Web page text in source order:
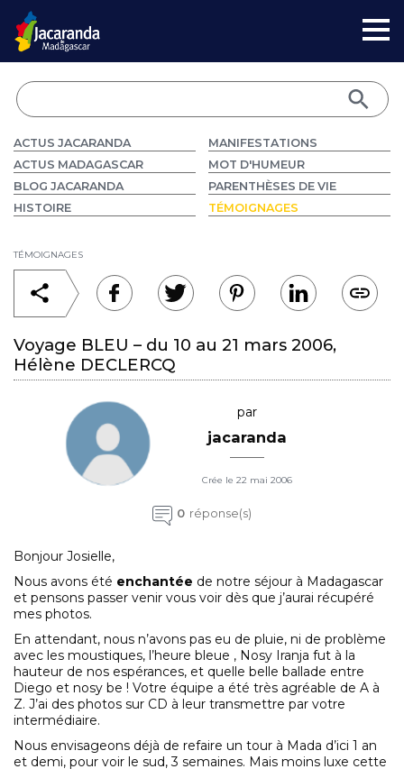
ACTUS JACARANDA
ACTUS MADAGASCAR
BLOG JACARANDA
HISTOIRE
MANIFESTATIONS
MOT D'HUMEUR
PARENTHÈSES DE VIE
TÉMOIGNAGES
TÉMOIGNAGES
Voyage BLEU – du 10 au 21 mars 2006,
Hélène DECLERCQ
par
jacaranda
Crée le 22 mai 2006
0 réponse(s)
Bonjour Josielle,
Nous avons été enchantée de notre séjour à Madagascar
et pensons passer venir vous voir dès que j’aurai récupéré
mes photos.
En attendant, nous n’avons pas eu de pluie, ni de problème
avec les moustiques, l’heure bleue , Nosy Iranja fut à la
hauteur de nos espérances, et quelle belle ballade entre
Diego et nosy be ! Votre équipe a été très agréable de A à
Z. J’ai des photos sur CD à leur transmettre par votre
intermédiaire.
Nous envisageons déjà de refaire un tour à Mada d’ici 1 an
et demi, pour voir le sud, 3 semaines. Mais moins luxe cette